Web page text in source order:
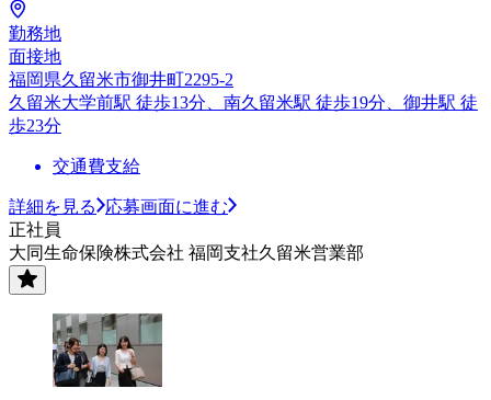
勤務地
面接地
福岡県久留米市御井町2295-2
久留米大学前駅 徒歩13分、南久留米駅 徒歩19分、御井駅 徒
歩23分
交通費支給
詳細を見る
応募画面に進む
正社員
大同生命保険株式会社 福岡支社久留米営業部